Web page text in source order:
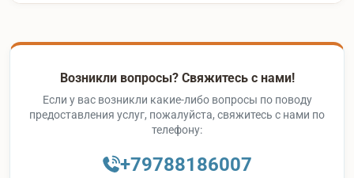
Возникли вопросы? Свяжитесь с нами!
Если у вас возникли какие-либо вопросы по поводу
предоставления услуг, пожалуйста, свяжитесь с нами по
телефону:
+79788186007